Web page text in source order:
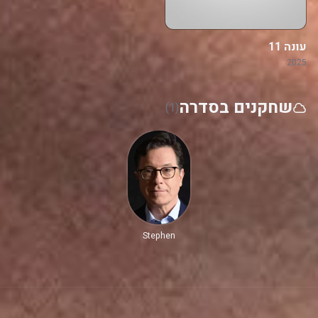
עונה 11
2025
שחקנים בסדרה(1)
Stephen